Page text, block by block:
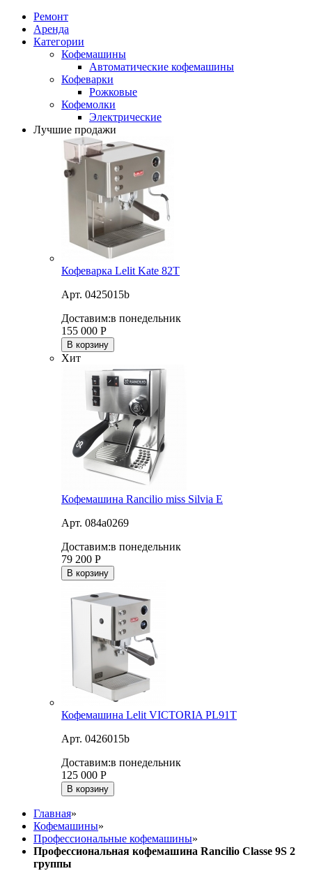
Ремонт
Аренда
Категории
Кофемашины
Автоматические кофемашины
Кофеварки
Рожковые
Кофемолки
Электрические
Лучшие продажи
Кофеварка Lelit Kate 82T
Арт. 0425015b
Доставим:в понедельник
155 000 Р
В корзину
Хит
Кофемашина Rancilio miss Silvia E
Арт. 084a0269
Доставим:в понедельник
79 200 Р
В корзину
Кофемашина Lelit VICTORIA PL91T
Арт. 0426015b
Доставим:в понедельник
125 000 Р
В корзину
Главная»
Кофемашины»
Профессиональные кофемашины»
Профессиональная кофемашина Rancilio Classe 9S 2
группы